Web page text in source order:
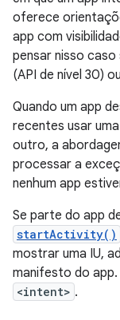
oferece
app com
pensar nisso caso
(API de nível 30)
Quando um app
recentes usar
outro, a
processar a
nenhum app
Se parte do app
startActivity()
mostrar uma IU,
manifesto do
<intent> .